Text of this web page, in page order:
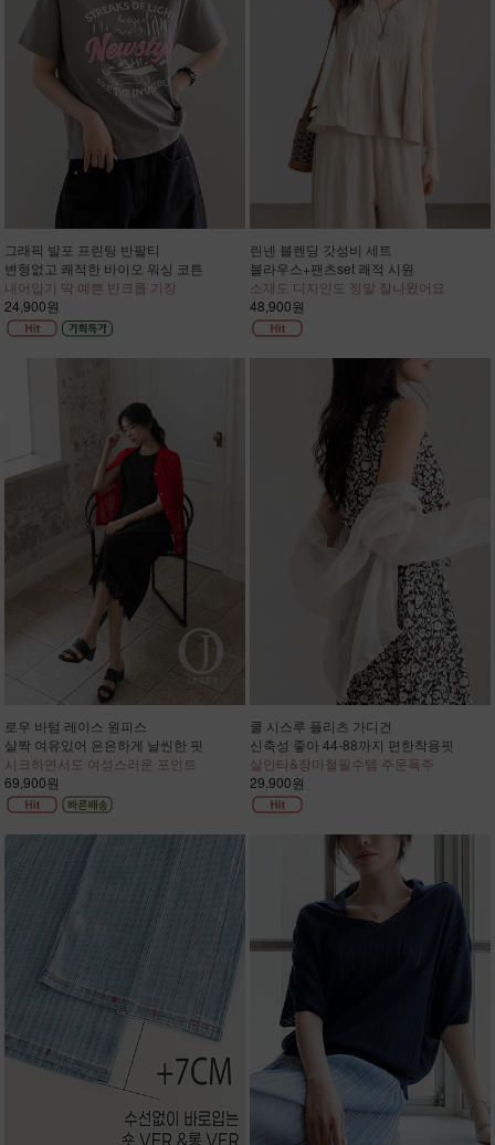
그래픽 발포 프린팅 반팔티
변형없고 쾌적한 바이오 워싱 코튼
내어입기 딱 예쁜 반크롭 기장
24,900원
린넨 블렌딩 갓성비 세트
블라우스+팬츠set 쾌적 시원
소재도 디자인도 정말 잘나왔어요
48,900원
로우 바텀 레이스 원피스
살짝 여유있어 은은하게 날씬한 핏
시크하면서도 여성스러운 포인트
69,900원
쿨 시스루 플리츠 가디건
신축성 좋아 44-88까지 편한착용핏
살안타&장마철필수템 주문폭주
29,900원